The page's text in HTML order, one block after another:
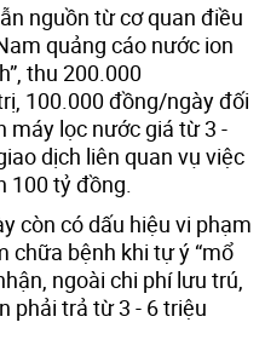
nguồn từ cơ quan điều
quảng cáo nước ion
thu 200.000
100.000 đồng/ngày đối
máy lọc nước giá từ 3 -
dịch liên quan vụ việc
100 tỷ đồng.
còn có dấu hiệu vi phạm
chữa bệnh khi tự ý “mổ
ngoài chi phí lưu trú,
phải trả từ 3 - 6 triệu